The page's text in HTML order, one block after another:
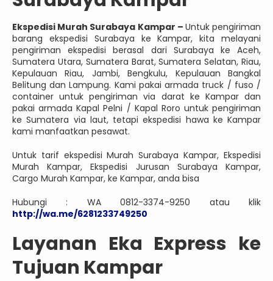
Ekspedisi Murah Surabaya Kampar – Untuk pengiriman
barang ekspedisi Surabaya ke Kampar, kita melayani
pengiriman ekspedisi berasal dari Surabaya ke Aceh,
Sumatera Utara, Sumatera Barat, Sumatera Selatan, Riau,
Kepulauan Riau, Jambi, Bengkulu, Kepulauan Bangkal
Belitung dan Lampung. Kami pakai armada truck / fuso /
container untuk pengiriman via darat ke Kampar dan
pakai armada Kapal Pelni / Kapal Roro untuk pengiriman
ke Sumatera via laut, tetapi ekspedisi hawa ke Kampar
kami manfaatkan pesawat.
Untuk tarif ekspedisi Murah Surabaya Kampar, Ekspedisi
Murah Kampar, Ekspedisi Jurusan Surabaya Kampar,
Cargo Murah Kampar, ke Kampar, anda bisa
Hubungi : WA 0812-3374-9250 atau klik
http://wa.me/6281233749250
Layanan Eka Express ke
Tujuan Kampar